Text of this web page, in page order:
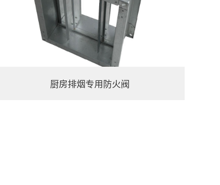
厨房排烟专用防火阀